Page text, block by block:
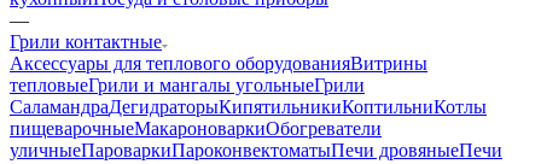
—
Грили контактные
Аксессуары для теплового оборудованияВитрины
тепловыеГрили и мангалы угольныеГрили
СаламандраДегидраторыКипятильникиКоптильниКотлы
пищеварочныеМакароноваркиОбогреватели
уличныеПароваркиПароконвектоматыПечи дровяныеПечи